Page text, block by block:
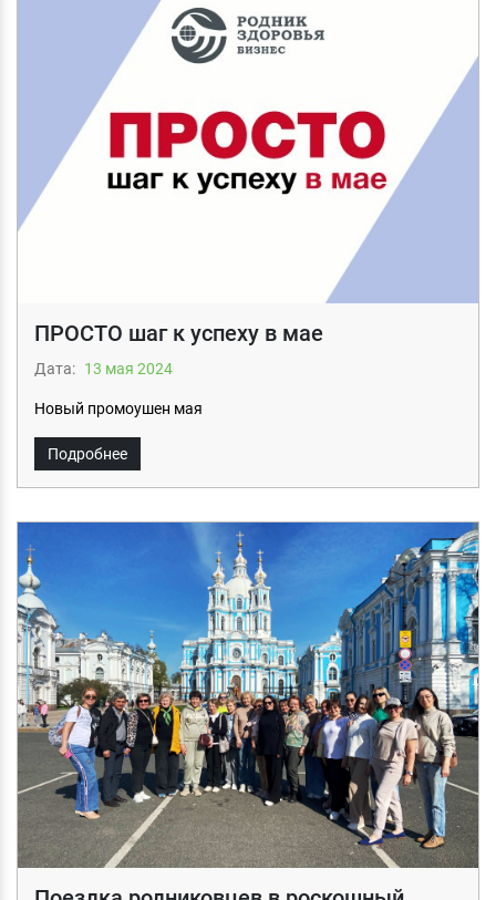
ПРОСТО шаг к успеху в мае
Дата: 13 мая 2024
Новый промоушен мая
Подробнее